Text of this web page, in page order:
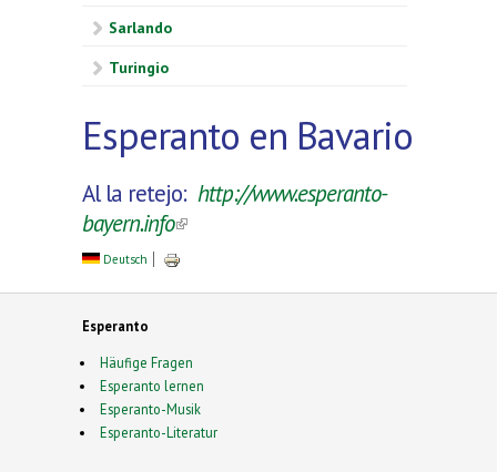
Sarlando
Turingio
Esperanto en Bavario
Al la retejo: http://www.esperanto-
bayern.info(link is external)
Deutsch
Esperanto
Häufige Fragen
Esperanto lernen
Esperanto-Musik
Esperanto-Literatur